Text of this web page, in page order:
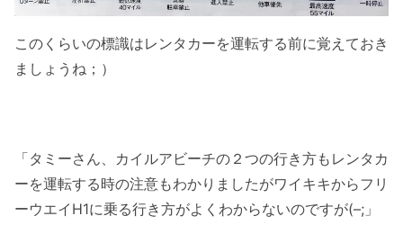
このくらいの標識はレンタカーを運転する前に覚えておき
ましょうね；）
「タミーさん、カイルアビーチの２つの行き方もレンタカ
ーを運転する時の注意もわかりましたがワイキキからフリ
ーウエイH1に乗る行き方がよくわからないのですが(–;」